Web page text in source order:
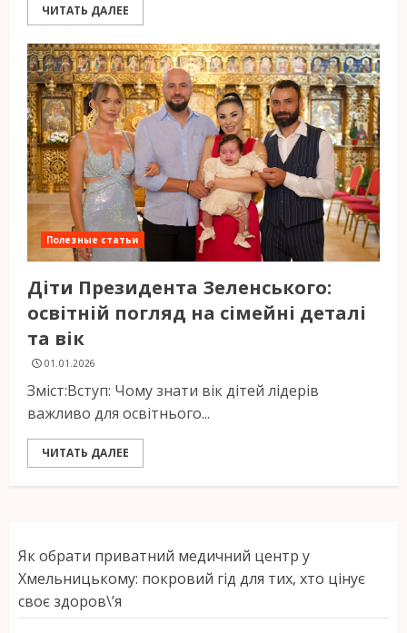
ЧИТАТЬ ДАЛЕЕ
Полезные статьи
Діти Президента Зеленського:
освітній погляд на сімейні деталі
та вік
01.01.2026
Зміст:Вступ: Чому знати вік дітей лідерів
важливо для освітнього...
ЧИТАТЬ ДАЛЕЕ
Як обрати приватний медичний центр у
Хмельницькому: покровий гід для тих, хто цінує
своє здоров\’я